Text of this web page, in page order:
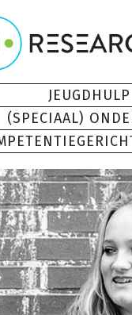
JEUGDHULP
(SPECIAAL)